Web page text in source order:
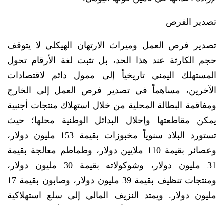
تصدير الفرص
تصدير فرص العمل وميراث الارتهان الهيكلي لا يتوقف
حجم الكارثة عند هذا الحد، بل تثبت لغة الأرقام تحول
المستهلك اليمني تاريخياً إلى ممول دائم لاقتصادات
الآخرين، مساهماً في تصدير فرص العمل إلى الخارج
ومفاقمة البطالة المحلية من خلال استهلاك منتجات أجنبية
يمكن مقاطعتها وإحلال البدائل الوطنية محلها؛ حيث
تستورد البلاد سنوياً مخبوزات بقيمة 153 مليون دولار،
وعصائر بقيمة 110 ملايين دولار، وطماطم معالجة بقيمة
31 مليون دولار، وشوكولاته بقيمة 30 مليون دولار،
ومنتجات تنظيف بقيمة 39 مليون دولار، وصابون بقيمة 17
مليون دولار. ويمتد النزيف المالي إلى سلع استهلاكية